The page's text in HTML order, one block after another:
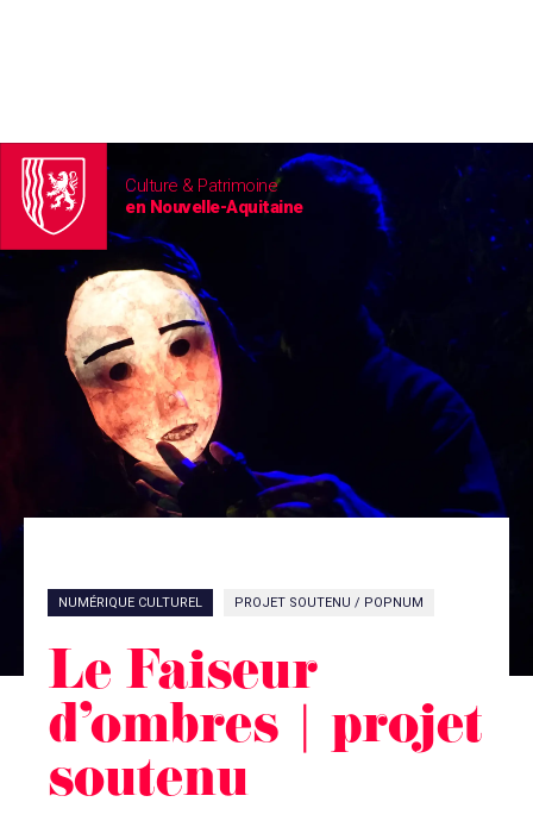
Culture & Patrimoine
en Nouvelle-Aquitaine
NUMÉRIQUE CULTUREL PROJET SOUTENU / POPNUM
Le Faiseur
d’ombres | projet
soutenu